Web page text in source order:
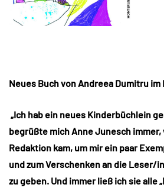
Neues Buch von Andreea Dumitru
„Ich hab ein neues Kinderbüchlein
begrüßte mich Anne Junesch immer,
Redaktion kam, um mir ein paar
und zum Verschenken an die Leser/
zu geben. Und immer ließ ich sie alle